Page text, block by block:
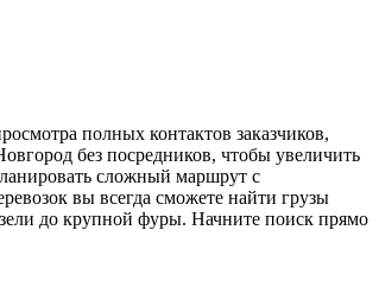
полных контактов заказчиков,
без посредников, чтобы увеличить
сложный маршрут с
вы всегда сможете найти грузы
до крупной фуры. Начните поиск прямо